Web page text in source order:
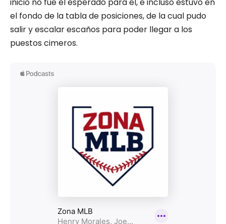
inicio no fue el esperado para él, e incluso estuvo en
el fondo de la tabla de posiciones, de la cual pudo
salir y escalar escaños para poder llegar a los
puestos cimeros.